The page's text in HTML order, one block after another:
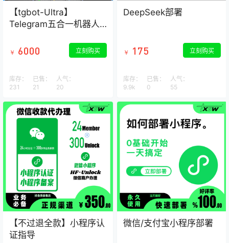
【tgbot-Ultra】
Telegram五合一机器人-
员-监听钱包-发卡系统
￥ 6000 立刻购买
库存：
231
已售：
21
人气：
20
DeepSeek部署
￥ 175 立刻购买
库存：
9.9k
已售：
0
人气：
55
【不过退全款】小程序认
证指导
微信/支付宝小程序部署